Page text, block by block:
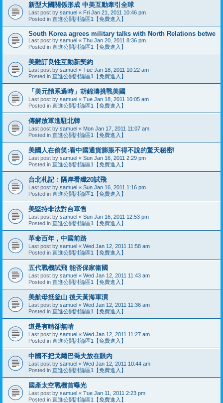
新型大國關係形成 中美互動牽引全球
Last post by samuel « Fri Jan 21, 2011 10:46 pm
Posted in 直進公開討論區1【免費進入】
South Korea agrees military talks with North Relations betwe
Last post by samuel « Thu Jan 20, 2011 8:36 pm
Posted in 直進公開討論區1【免費進入】
美難訂良性互動新契約
Last post by samuel « Tue Jan 18, 2011 10:22 am
Posted in 直進公開討論區1【免費進入】
「美元體系過時」胡錦濤挑戰美國
Last post by samuel « Tue Jan 18, 2011 10:05 am
Posted in 直進公開討論區1【免費進入】
傳解放軍進駐北韓
Last post by samuel « Mon Jan 17, 2011 11:07 am
Posted in 直進公開討論區1【免費進入】
美國人在偷笑:看中國通貨膨脹不得不說的驚天秘密!
Last post by samuel « Sun Jan 16, 2011 2:29 pm
Posted in 直進公開討論區1【免費進入】
台北札記﹕隔岸看殲20試飛
Last post by samuel « Sun Jan 16, 2011 1:16 pm
Posted in 直進公開討論區1【免費進入】
美堅持非法對台軍售
Last post by samuel « Sun Jan 16, 2011 12:53 pm
Posted in 直進公開討論區1【免費進入】
革命百年，中國前路
Last post by samuel « Wed Jan 12, 2011 11:58 am
Posted in 直進公開討論區1【免費進入】
五代戰機試飛 能否保家衞國
Last post by samuel « Wed Jan 12, 2011 11:43 am
Posted in 直進公開討論區1【免費進入】
美航母抵釜山 後天黃海軍演
Last post by samuel « Wed Jan 12, 2011 11:36 am
Posted in 直進公開討論區1【免費進入】
道是有晴卻無晴
Last post by samuel « Wed Jan 12, 2011 11:27 am
Posted in 直進公開討論區1【免費進入】
中國不把戈爾巴喬夫放在眼內
Last post by samuel « Wed Jan 12, 2011 10:44 am
Posted in 直進公開討論區1【免費進入】
國產太空戰機首曝光
Last post by samuel « Tue Jan 11, 2011 2:23 pm
Posted in 直進公開討論區1【免費進入】